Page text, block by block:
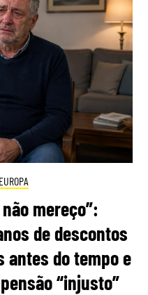
EUROPA
mereço”:
de descontos
antes do tempo e
“injusto”